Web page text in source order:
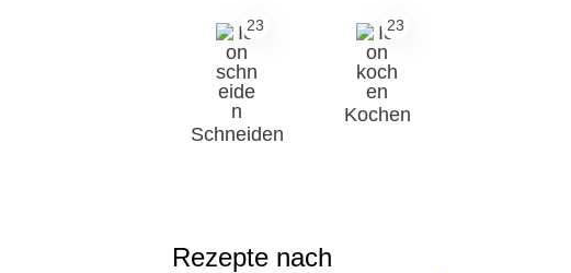
23
Schneiden
23
Kochen
Rezepte nach